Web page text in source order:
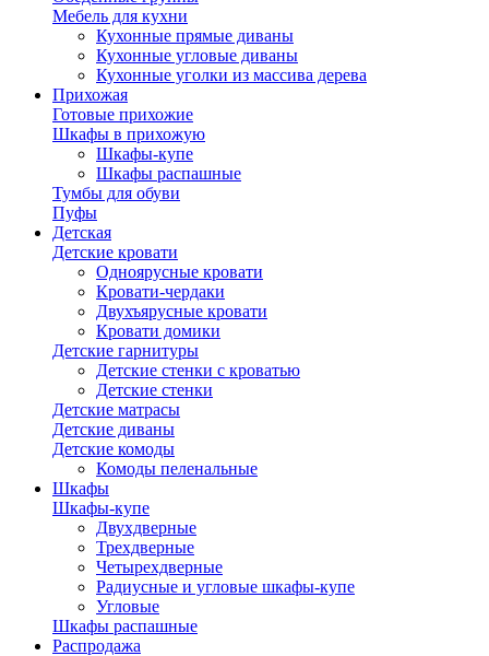
Мебель для кухни
Кухонные прямые диваны
Кухонные угловые диваны
Кухонные уголки из массива дерева
Прихожая
Готовые прихожие
Шкафы в прихожую
Шкафы-купе
Шкафы распашные
Тумбы для обуви
Пуфы
Детская
Детские кровати
Одноярусные кровати
Кровати-чердаки
Двухъярусные кровати
Кровати домики
Детские гарнитуры
Детские стенки с кроватью
Детские стенки
Детские матрасы
Детские диваны
Детские комоды
Комоды пеленальные
Шкафы
Шкафы-купе
Двухдверные
Трехдверные
Четырехдверные
Радиусные и угловые шкафы-купе
Угловые
Шкафы распашные
Распродажа